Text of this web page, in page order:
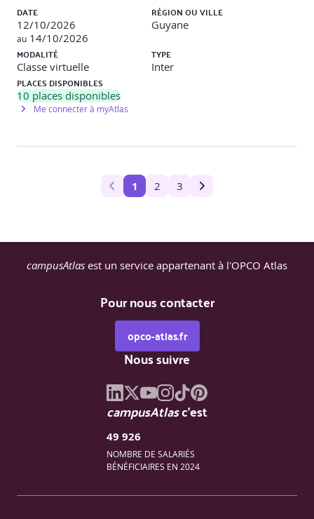
DATE
12/10/2026
au 14/10/2026
RÉGION OU VILLE
Guyane
MODALITÉ
Classe virtuelle
TYPE
Inter
PLACES DISPONIBLES
10 places disponibles
Me connecter à myAtlas
1 2 3
campusAtlas est un service appartenant à l'OPCO Atlas
Pour nous contacter
opco-atlas.fr
Nous suivre
campusAtlasc'est
49 926
NOMBRE DE SALARIÉS
BÉNÉFICIAIRES EN 2024